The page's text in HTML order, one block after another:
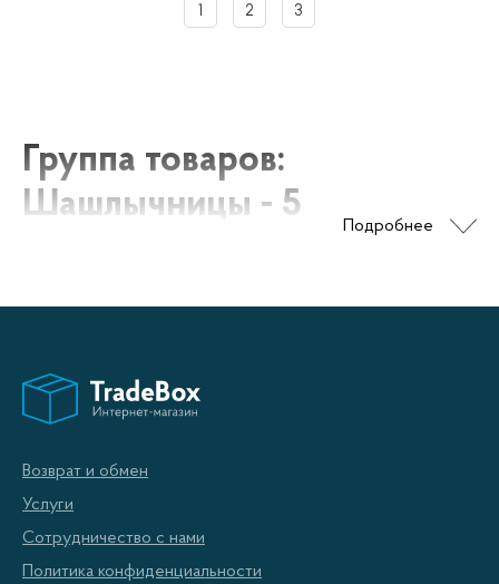
1 2 3
Подробнее
Группа товаров:
Шашлычницы - 5
Она позволяет готовить вкусные шашлыки быстро и
без лишних хлопот. Завершить комплексный набор
Возврат и обмен
Услуги
Сотрудничество с нами
Политика конфиденциальности